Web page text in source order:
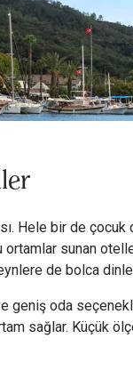
Hele bir de
sunan
de bolca
geniş oda
sağlar. Küçük